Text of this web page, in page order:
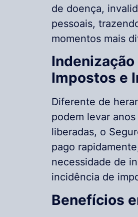
de doença,
pessoais,
momentos mais
Impostos e
Diferente de
podem levar
liberadas, o
pago
necessidade de
incidência de
Benefícios